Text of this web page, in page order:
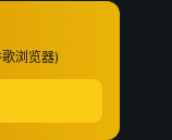
浏览器)